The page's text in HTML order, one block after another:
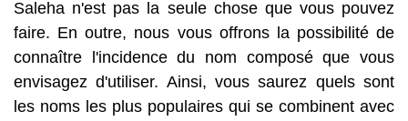
Saleha n'est pas la seule chose que vous pouvez
faire. En outre, nous vous offrons la possibilité de
connaître l'incidence du nom composé que vous
envisagez d'utiliser. Ainsi, vous saurez quels sont
les noms les plus populaires qui se combinent avec